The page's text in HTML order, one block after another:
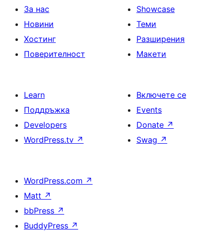
За нас
Новини
Хостинг
Поверителност
Showcase
Теми
Разширения
Макети
Learn
Поддръжка
Developers
WordPress.tv ↗
Включете се
Events
Donate ↗
Swag ↗
WordPress.com ↗
Matt ↗
bbPress ↗
BuddyPress ↗